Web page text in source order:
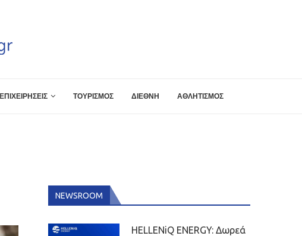
ΕΠΙΧΕΙΡΗΣΕΙΣ ΤΟΥΡΙΣΜΟΣ ΔΙΕΘΝΗ ΑΘΛΗΤΙΣΜΟΣ
NEWSROOM
HELLENiQ ENERGY: Δωρεά